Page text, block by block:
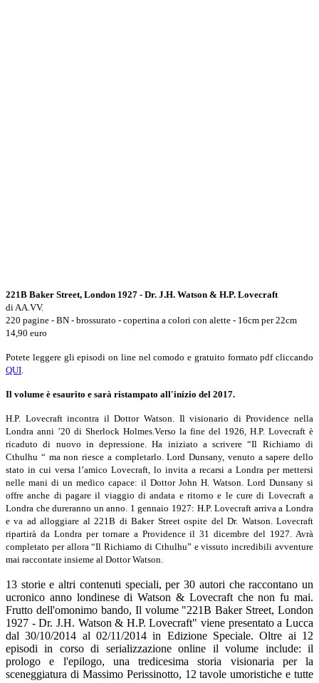
221B Baker Street, London 1927 - Dr. J.H. Watson & H.P. Lovecraft
di AA.VV.
220 pagine - BN - brossurato - copertina a colori con alette - 16cm per 22cm
14,90 euro
Potete leggere gli episodi on line nel comodo e gratuito formato pdf cliccando
QUI
Il volume è esaurito e sarà ristampato all'inizio del 2017.
H.P. Lovecraft incontra il Dottor Watson. Il visionario di Providence nella
Londra anni ’20 di Sherlock Holmes.Verso la fine del 1926, H.P. Lovecraft è
ricaduto di nuovo in depressione. Ha iniziato a scrivere “Il Richiamo di
Cthulhu “ ma non riesce a completarlo. Lord Dunsany, venuto a sapere dello
stato in cui versa l’amico Lovecraft, lo invita a recarsi a Londra per mettersi
nelle mani di un medico capace: il Dottor John H. Watson. Lord Dunsany si
offre anche di pagare il viaggio di andata e ritorno e le cure di Lovecraft a
Londra che dureranno un anno. 1 gennaio 1927: H.P. Lovecraft arriva a Londra
e va ad alloggiare al 221B di Baker Street ospite del Dr. Watson. Lovecraft
ripartirà da Londra per tornare a Providence il 31 dicembre del 1927. Avrà
completato per allora “Il Richiamo di Cthulhu” e vissuto incredibili avventure
mai raccontate insieme al Dottor Watson.
13 storie e altri contenuti speciali, per 30 autori che raccontano un
ucronico anno londinese di Watson & Lovecraft che non fu mai.
Frutto dell'omonimo bando, Il volume "221B Baker Street, London
1927 - Dr. J.H. Watson & H.P. Lovecraft" viene presentato a Lucca
dal 30/10/2014 al 02/11/2014 in Edizione Speciale. Oltre ai 12
episodi in corso di serializzazione online il volume include: il
prologo e l'epilogo, una tredicesima storia visionaria per la
sceneggiatura di Massimo Perissinotto, 12 tavole umoristiche e tutte